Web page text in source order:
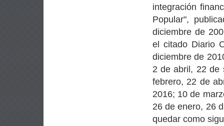
integración
Popular",
diciembre de
el citado Diario
diciembre de
2 de abril, 22 de
febrero, 22 de
2016; 10 de
26 de enero, 26
quedar como